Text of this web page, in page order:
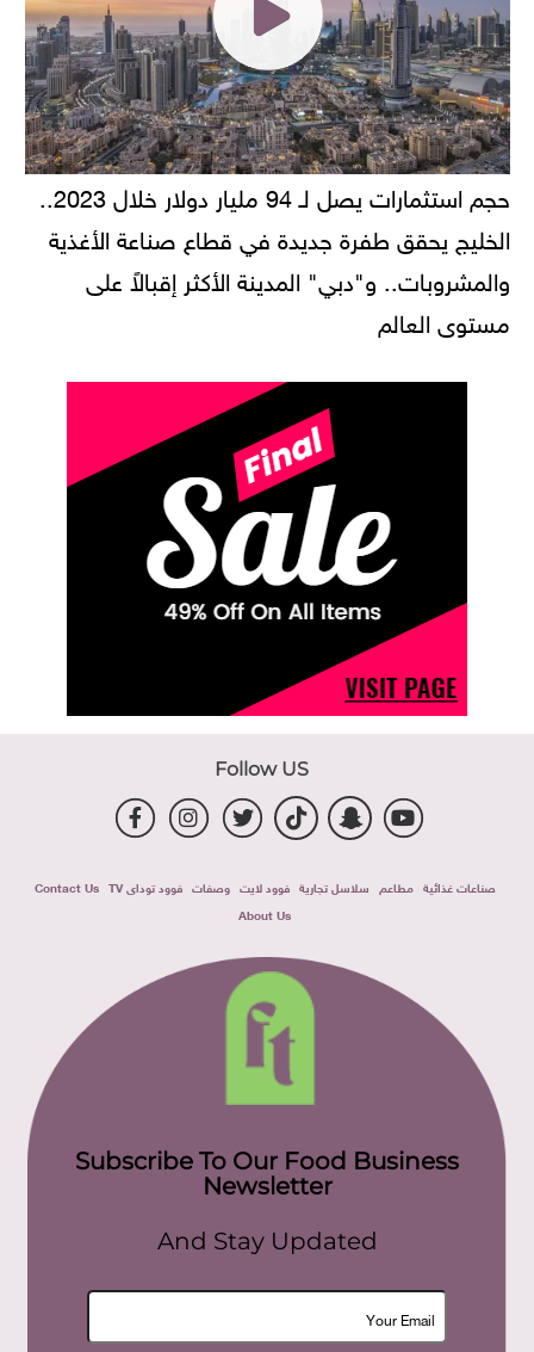
حجم استثمارات يصل لـ 94 مليار دولار خلال 2023..
الخليج يحقق طفرة جديدة في قطاع صناعة الأغذية
والمشروبات.. و"دبي" المدينة الأكثر إقبالاً على
مستوى العالم
Follow US
صناعات غذائية مطاعم سلاسل تجارية فوود لايت وصفات فوود توداى TV
Contact Us
About Us
Subscribe To Our Food Business
Newsletter
And Stay Updated